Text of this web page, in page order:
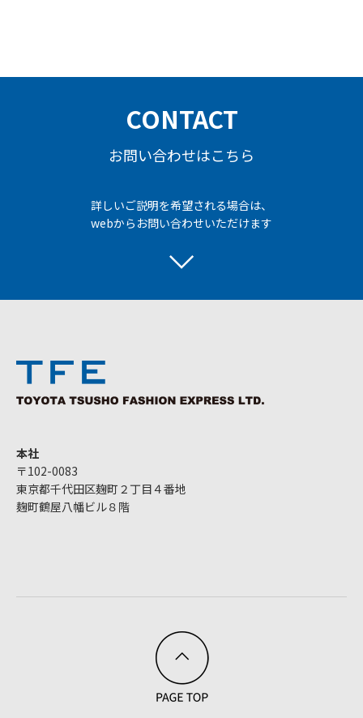
CONTACT
お問い合わせはこちら
詳しいご説明を希望される場合は、
webからお問い合わせいただけます
本社
〒102-0083
東京都千代田区麹町２丁目４番地
麹町鶴屋八幡ビル８階